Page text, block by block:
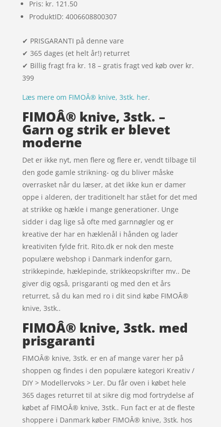
Pris: kr. 121.50
ProduktID: 4006608800307
✔ PRISGARANTI på denne vare
✔ 365 dages (et helt år!) returret
✔ Billig fragt fra kr. 18 – gratis fragt ved køb over kr.
399
Læs mere om FIMOÂ® knive, 3stk. her.
FIMOÂ® knive, 3stk. –
Garn og strik er blevet
moderne
Det er ikke nyt, men flere og flere er, vendt tilbage til
den gode gamle strikning- og du bliver måske
overrasket når du læser, at det ikke kun er damer
oppe i alderen, der traditionelt har stået for det med
at strikke og hækle i mange generationer. Unge
sidder i dag lige så ofte med garnnøgler og er
kreative der har en hæklenål i hånden og lader
kreativiten fylde frit. Rito.dk er nok den meste
populære webshop i Danmark indenfor garn,
strikkepinde, hæklepinde, strikkeopskrifter mv.. De
giver dig også, prisgaranti og med den et års
returret, så du kan med ro i dit sind købe FIMOÂ®
knive, 3stk..
FIMOÂ® knive, 3stk. med
prisgaranti
FIMOÂ® knive, 3stk. er en af mange varer her på
shoppen og findes i den populære kategori Kreativ /
DIY > Modellervoks > Ler. Du får oven i købet hele
365 dages returret til at sikre dig mod fortrydelse af
købet af FIMOÂ® knive, 3stk.. Fun fact er at de fleste
shoppere i Danmark køber FIMOÂ® knive, 3stk. hos